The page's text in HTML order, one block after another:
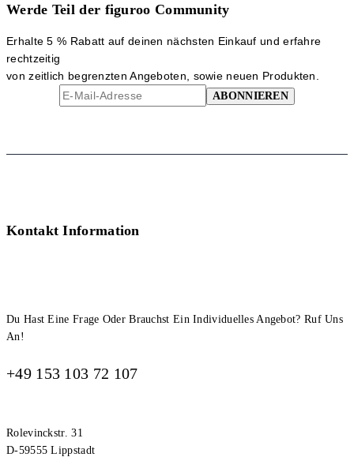
auf.
Die
Optionen
auf
der
Produktseite
Werde Teil der figuroo Community
Erhalte 5 % Rabatt auf deinen nächsten Einkauf und erfahre
rechtzeitig
von zeitlich begrenzten Angeboten, sowie neuen Produkten.
Kontakt Information
Du Hast Eine Frage Oder Brauchst Ein Individuelles Angebot? Ruf Uns
An!
+49 153 103 72 107
Rolevinckstr. 31
D-59555 Lippstadt